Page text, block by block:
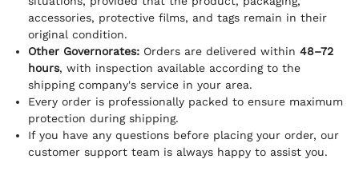
accessories, protective films, and tags remain in their
original condition.
Other Governorates: Orders are delivered within 48–72
hours, with inspection available according to the
shipping company's service in your area.
Every order is professionally packed to ensure maximum
protection during shipping.
If you have any questions before placing your order, our
customer support team is always happy to assist you.